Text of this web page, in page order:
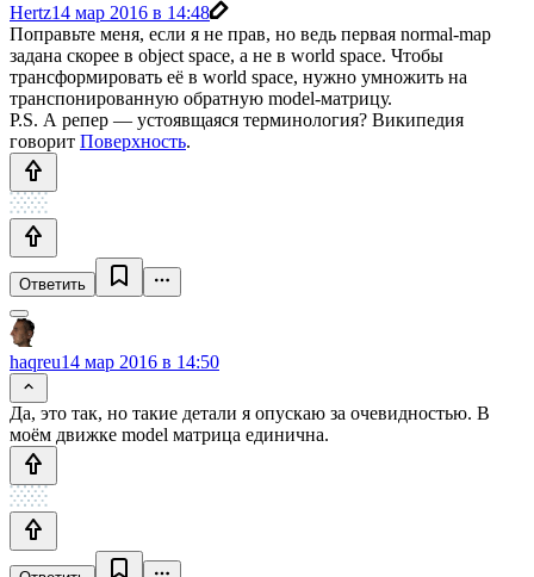
Hertz14 мар 2016 в 14:48
Поправьте меня, если я не прав, но ведь первая normal-map
задана скорее в object space, а не в world space. Чтобы
трансформировать её в world space, нужно умножить на
транспонированную обратную model-матрицу.
P.S. А репер — устоявщаяся терминология? Википедия
говорит Поверхность.
Ответить
haqreu14 мар 2016 в 14:50
Да, это так, но такие детали я опускаю за очевидностью. В
моём движке model матрица единична.